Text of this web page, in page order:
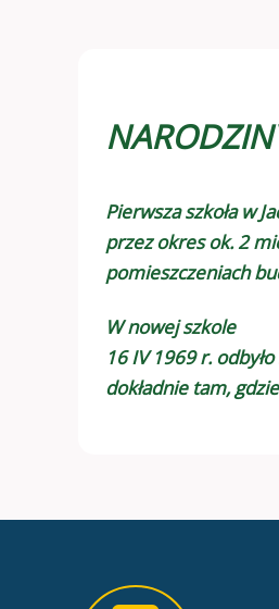
Pierwsza szkoła w
przez okres ok. 2
pomieszczeniach
W nowej szkole
16 IV 1969 r.
dokładnie tam,